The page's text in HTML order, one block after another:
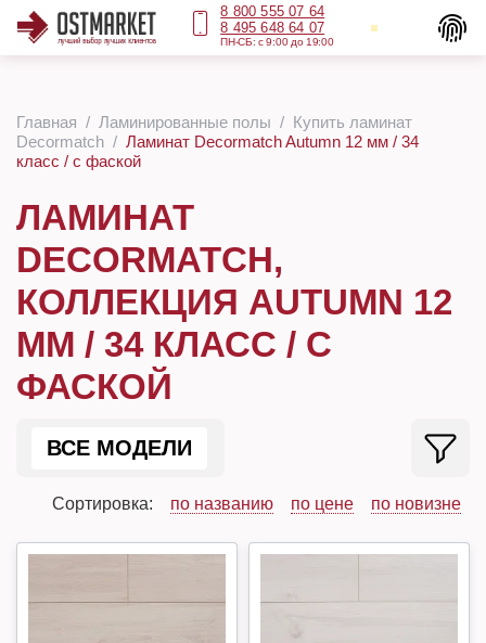
8 800 555 07 64
8 495 648 64 07
ПН-СБ: с 9:00 до 19:00
Главная Ламинированные полы
Купить ламинат
Decormatch
Ламинат Decormatch Autumn 12 мм / 34
класс / с фаской
ЛАМИНАТ
DECORMATCH,
КОЛЛЕКЦИЯ AUTUMN 12
ММ / 34 КЛАСС / С
ФАСКОЙ
ВСЕ МОДЕЛИ
Сортировка: по названию по цене по новизне